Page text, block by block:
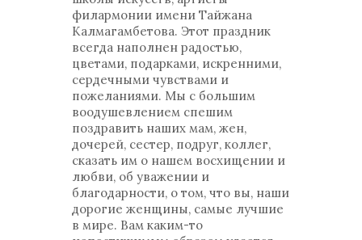
филармонии имени Тайжана
Калмагамбетова. Этот праздник
всегда наполнен радостью,
цветами, подарками, искренними,
сердечными чувствами и
пожеланиями. Мы с большим
воодушевлением спешим
поздравить наших мам, жен,
дочерей, сестер, подруг, коллег,
сказать им о нашем восхищении и
любви, об уважении и
благодарности, о том, что вы, наши
дорогие женщины, самые лучшие
в мире. Вам каким-то